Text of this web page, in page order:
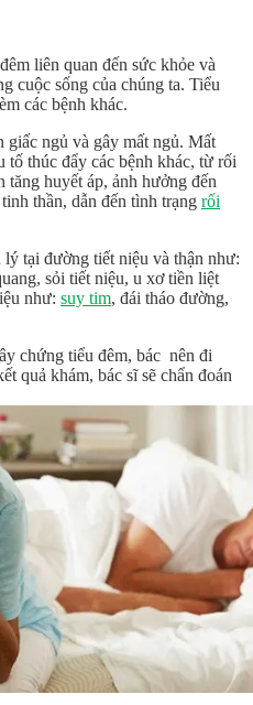
liên quan đến sức khỏe và
cuộc sống của chúng ta. Tiểu
các bệnh khác.
giấc ngủ và gây mất ngủ. Mất
tố thúc đẩy các bệnh khác, từ rối
tăng huyết áp, ảnh hưởng đến
thần, dẫn đến tình trạng rối
tại đường tiết niệu và thận như:
sỏi tiết niệu, u xơ tiền liệt
như: suy tim, đái tháo đường,
chứng tiểu đêm, bác nên đi
quả khám, bác sĩ sẽ chẩn đoán